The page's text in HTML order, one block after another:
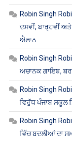
Robin Singh
ਦਸਵੀਂ, ਬਾਰ੍ਹਵੀਂ
ਐਲਾਨ
Robin Singh
ਅਚਾਨਕ ਗਾਇਬ,
Robin Singh
ਵਿਰੁੱਧ ਪੰਜਾਬ ਸਕੂਲ
Robin Singh
ਵਿੱਚ ਬਦਲੀਆਂ ਦਾ